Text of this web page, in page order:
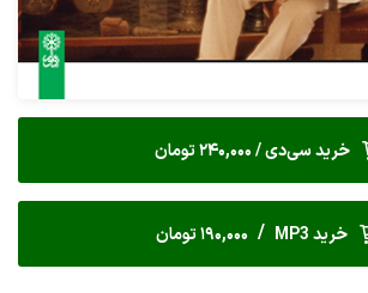
خرید سی‌دی / 240,000 تومان
خرید MP3 / 190,000 تومان